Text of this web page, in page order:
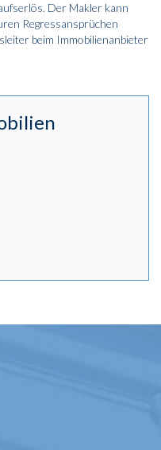
Der Makler kann
Regressansprüchen
beim Immobilienanbieter